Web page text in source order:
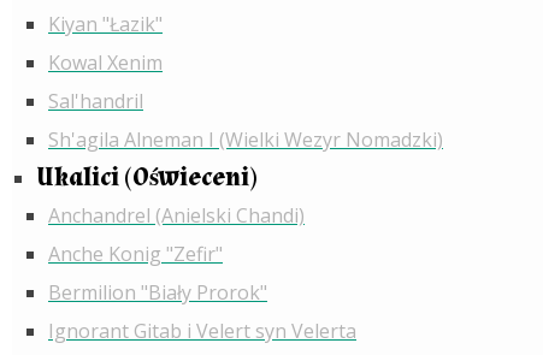
Kiyan "Łazik"
Kowal Xenim
Sal'handril
Sh'agila Alneman I (Wielki Wezyr Nomadzki)
Ukalici (Oświeceni)
Anchandrel (Anielski Chandi)
Anche Konig "Zefir"
Bermilion "Biały Prorok"
Ignorant Gitab i Velert syn Velerta